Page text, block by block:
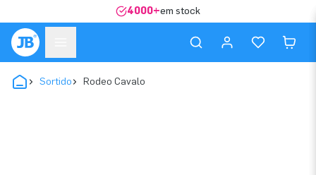
4000+em stock
Sortido Rodeo Cavalo